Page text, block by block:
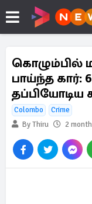
கொழும்பில்
பாய்ந்த கார்:
தப்பியோடிய
Colombo
Crime
By Thiru
2